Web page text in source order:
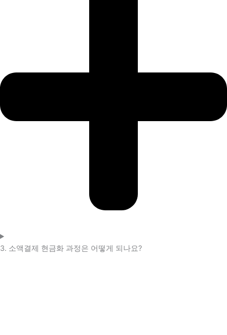
3. 소액결제 현금화 과정은 어떻게 되나요?